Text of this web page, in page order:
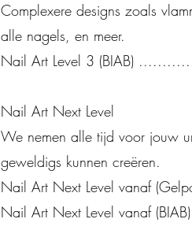
Complexere designs zoals
alle nagels, en meer.
Nail Art Level 3 (BIAB)
Nail Art Next Level
We nemen alle tijd voor jouw
geweldigs kunnen creëren.
Nail Art Next Level vanaf
Nail Art Next Level vanaf